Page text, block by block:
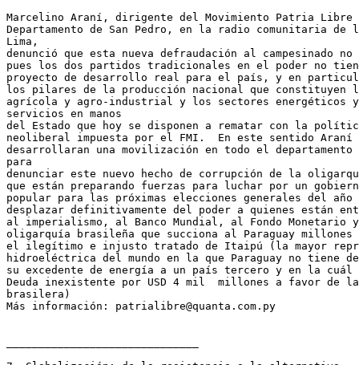
Marcelino Araní, dirigente del Movimiento Patria Libre
Departamento de San Pedro, en la radio comunitaria de
Lima,
denunció que esta nueva defraudación al campesinado
pues los dos partidos tradicionales en el poder no
proyecto de desarrollo real para el país, y en
los pilares de la producción nacional que constituyen
agrícola y agro-industrial y los sectores energéticos
servicios en manos
del Estado que hoy se disponen a rematar con la
neoliberal impuesta por el FMI.  En este sentido Araní
desarrollaran una movilización en todo el departamento
para
denunciar este nuevo hecho de corrupción de la
que están preparando fuerzas para luchar por un
popular para las próximas elecciones generales del año
desplazar definitivamente del poder a quienes están
al imperialismo, al Banco Mundial, al Fondo Monetario
oligarquía brasileña que succiona al Paraguay millones
el ilegítimo e injusto tratado de Itaipú (la mayor
hidroeléctrica del mundo en la que Paraguay no tiene
su excedente de energía a un país tercero y en la cuál
Deuda inexistente por USD 4 mil  millones a favor de
brasilera)
Más información: patrialibre@quanta.com.py